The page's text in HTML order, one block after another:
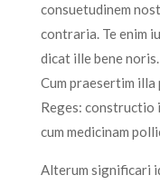
consuetudinem
contraria. Te enim
dicat ille bene
Cum praesertim illa
Reges: constructio
cum medicinam
Alterum significari